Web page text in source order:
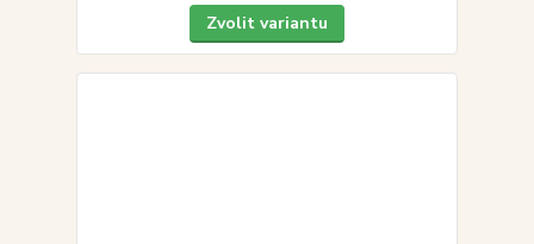
Zvolit variantu